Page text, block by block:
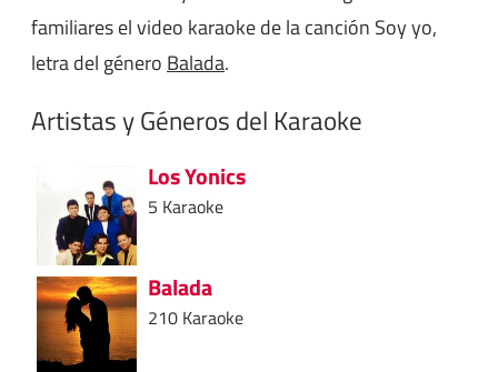
familiares el video karaoke de la canción Soy yo,
letra del género Balada.
Artistas y Géneros del Karaoke
Los Yonics
5 Karaoke
Balada
210 Karaoke